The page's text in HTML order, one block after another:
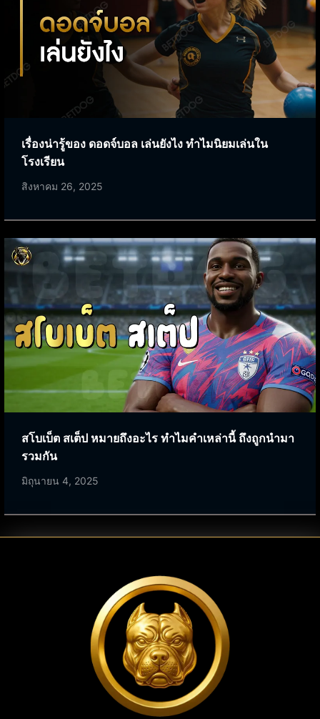
เรื่องน่ารู้ของ ดอดจ์บอล เล่นยังไง ทำไมนิยมเล่นใน
โรงเรียน
สิงหาคม 26, 2025
สโบเบ็ต สเต็ป หมายถึงอะไร ทำไมคำเหล่านี้ ถึงถูกนำมา
รวมกัน
มิถุนายน 4, 2025